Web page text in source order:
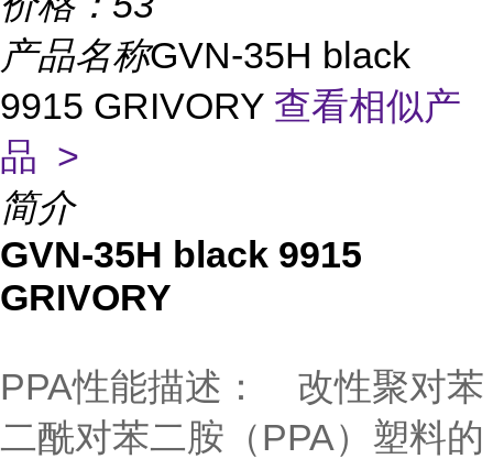
产品名称GVN-35H black
9915 GRIVORY 查看相似产
品 >
简介
GVN-35H black 9915
GRIVORY
PPA性能描述： 改性聚对苯
二酰对苯二胺（PPA）塑料的